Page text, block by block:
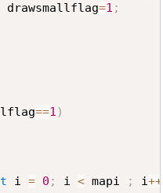
					drawsmallflag
=1 ;
==1 )
i = 0 ; i < mapi ; i++